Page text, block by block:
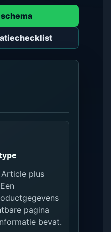
Article plus
pagina
bevat.